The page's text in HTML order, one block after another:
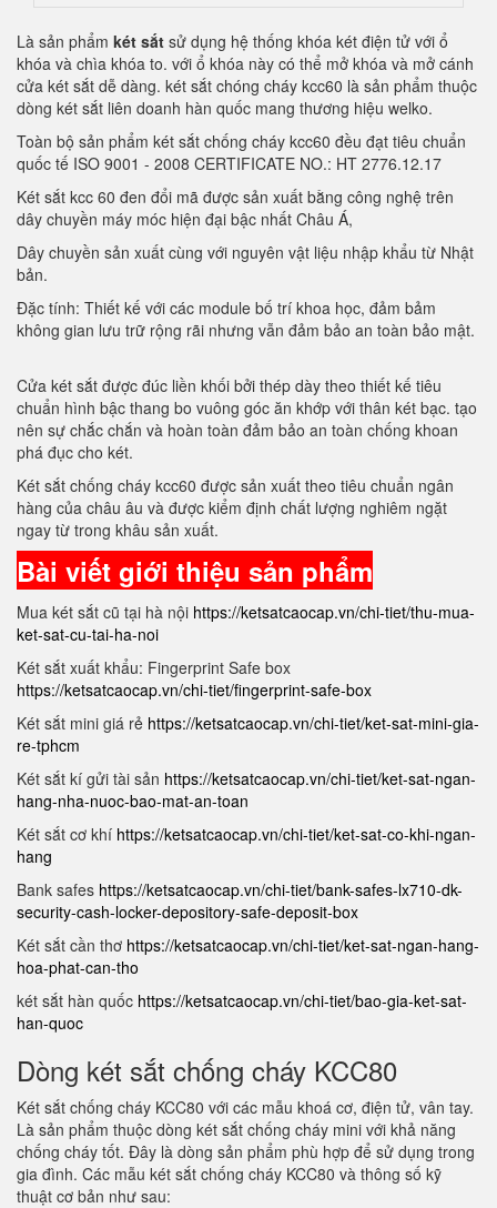
Là sản phẩm két sắt sử dụng hệ thống khóa két điện tử với ổ
khóa và chìa khóa to. với ổ khóa này có thể mở khóa và mở cánh
cửa két sắt dễ dàng. két sắt chóng cháy kcc60 là sản phẩm thuộc
dòng két sắt liên doanh hàn quốc mang thương hiệu welko.
Toàn bộ sản phẩm két sắt chống cháy kcc60 đều đạt tiêu chuẩn
quốc tế ISO 9001 - 2008 CERTIFICATE NO.: HT 2776.12.17
Két sắt kcc 60 đen đổi mã được sản xuất bằng công nghệ trên
dây chuyền máy móc hiện đại bậc nhất Châu Á,
Dây chuyền sản xuất cùng với nguyên vật liệu nhập khẩu từ Nhật
bản.
Đặc tính: Thiết kế với các module bố trí khoa học, đảm bảm
không gian lưu trữ rộng rãi nhưng vẫn đảm bảo an toàn bảo mật.
Cửa két sắt được đúc liền khối bởi thép dày theo thiết kế tiêu
chuẩn hình bậc thang bo vuông góc ăn khớp với thân két bạc. tạo
nên sự chắc chắn và hoàn toàn đảm bảo an toàn chống khoan
phá đục cho két.
Két sắt chống cháy kcc60 được sản xuất theo tiêu chuẩn ngân
hàng của châu âu và được kiểm định chất lượng nghiêm ngặt
ngay từ trong khâu sản xuất.
Bài viết giới thiệu sản phẩm
Mua két sắt cũ tại hà nội https://ketsatcaocap.vn/chi-tiet/thu-mua-
ket-sat-cu-tai-ha-noi
Két sắt xuất khẩu: Fingerprint Safe box
https://ketsatcaocap.vn/chi-tiet/fingerprint-safe-box
Két sắt mini giá rẻ https://ketsatcaocap.vn/chi-tiet/ket-sat-mini-gia-
re-tphcm
Két sắt kí gửi tài sản https://ketsatcaocap.vn/chi-tiet/ket-sat-ngan-
hang-nha-nuoc-bao-mat-an-toan
Két sắt cơ khí https://ketsatcaocap.vn/chi-tiet/ket-sat-co-khi-ngan-
hang
Bank safes https://ketsatcaocap.vn/chi-tiet/bank-safes-lx710-dk-
security-cash-locker-depository-safe-deposit-box
Két sắt cần thơ https://ketsatcaocap.vn/chi-tiet/ket-sat-ngan-hang-
hoa-phat-can-tho
két sắt hàn quốc https://ketsatcaocap.vn/chi-tiet/bao-gia-ket-sat-
han-quoc
Dòng két sắt chống cháy KCC80
Két sắt chống cháy KCC80 với các mẫu khoá cơ, điện tử, vân tay.
Là sản phẩm thuộc dòng két sắt chống cháy mini với khả năng
chống cháy tốt. Đây là dòng sản phẩm phù hợp để sử dụng trong
gia đình. Các mẫu két sắt chống cháy KCC80 và thông số kỹ
thuật cơ bản như sau: